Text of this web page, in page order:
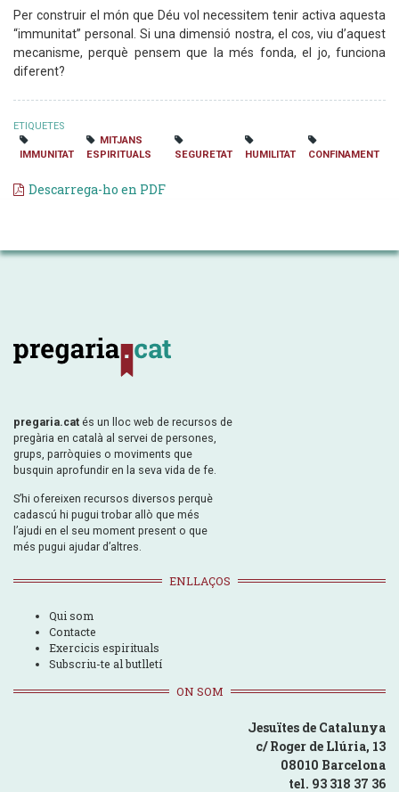
Per construir el món que Déu vol necessitem tenir activa aquesta
“immunitat” personal. Si una dimensió nostra, el cos, viu d’aquest
mecanisme, perquè pensem que la més fonda, el jo, funciona
diferent?
ETIQUETES
IMMUNITAT
MITJANS
ESPIRITUALS
SEGURETAT HUMILITAT CONFINAMENT
Descarrega-ho en PDF
pregaria.cat és un lloc web de recursos de
pregària en català al servei de persones,
grups, parròquies o moviments que
busquin aprofundir en la seva vida de fe.
S’hi ofereixen recursos diversos perquè
cadascú hi pugui trobar allò que més
l’ajudi en el seu moment present o que
més pugui ajudar d’altres.
ENLLAÇOS
Qui som
Contacte
Exercicis espirituals
Subscriu-te al butlletí
ON SOM
Jesuïtes de Catalunya
c/ Roger de Llúria, 13
08010 Barcelona
tel. 93 318 37 36